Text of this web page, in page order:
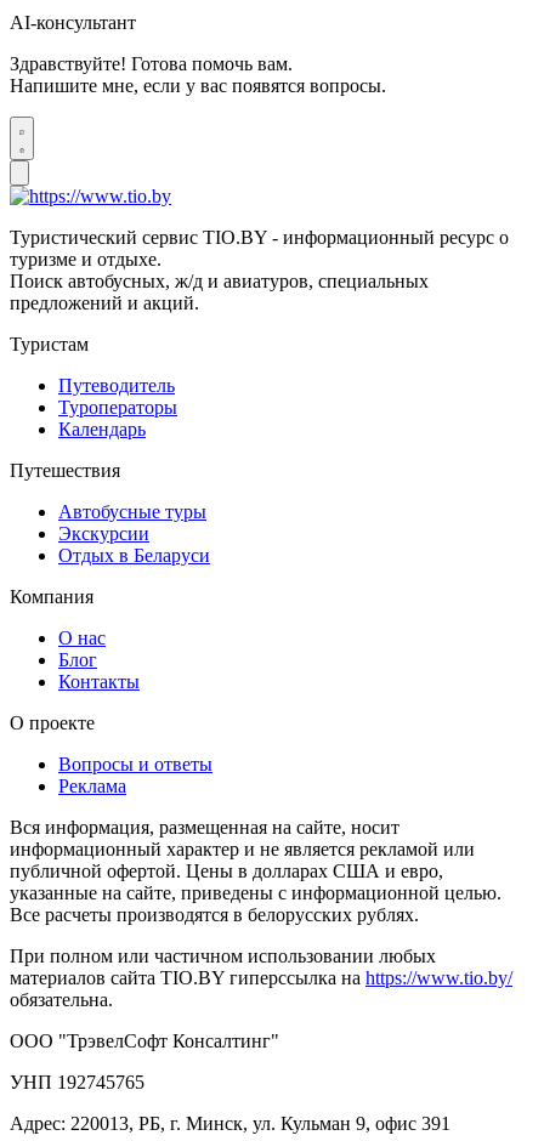
AI-консультант
Здравствуйте! Готова помочь вам.
Напишите мне, если у вас появятся вопросы.
Туристический сервис TIO.BY - информационный ресурс о
туризме и отдыхе.
Поиск автобусных, ж/д и авиатуров, специальных
предложений и акций.
Туристам
Путеводитель
Туроператоры
Календарь
Путешествия
Автобусные туры
Экскурсии
Отдых в Беларуси
Компания
О нас
Блог
Контакты
О проекте
Вопросы и ответы
Реклама
Вся информация, размещенная на сайте, носит
информационный характер и не является рекламой или
публичной офертой. Цены в долларах США и евро,
указанные на сайте, приведены с информационной целью.
Все расчеты производятся в белорусских рублях.
При полном или частичном использовании любых
материалов сайта TIO.BY гиперссылка на https://www.tio.by/
обязательна.
ООО "ТрэвелСофт Консалтинг"
УНП 192745765
Адрес: 220013, РБ, г. Минск, ул. Кульман 9, офис 391